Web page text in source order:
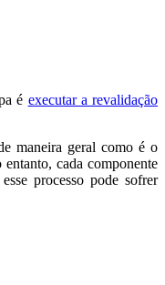
é executar a revalidação
maneira geral como é o
cada componente
processo pode sofrer